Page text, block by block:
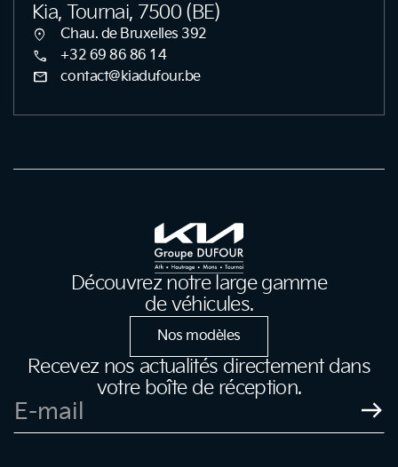
Kia, Tournai, 7500 (BE)
location_on Chau. de Bruxelles 392
call +32 69 86 86 14
mail contact@kiadufour.be
Découvrez notre large gamme
de véhicules.
Nos modèles
Recevez nos actualités directement dans
votre boîte de réception.